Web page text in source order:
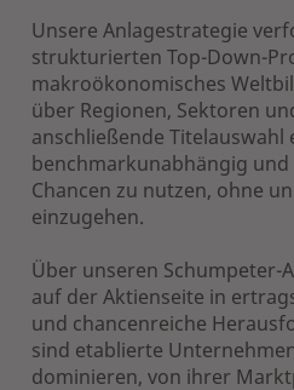
Unsere Anlagestrategie
strukturierten Top-Down-
makroökonomisches
über Regionen, Sektoren
anschließende Titelauswahl
benchmarkunabhängig
Chancen zu nutzen, ohne
einzugehen.
Über unseren Schumpeter-
auf der Aktienseite in
und chancenreiche
sind etablierte
dominieren, von ihrer